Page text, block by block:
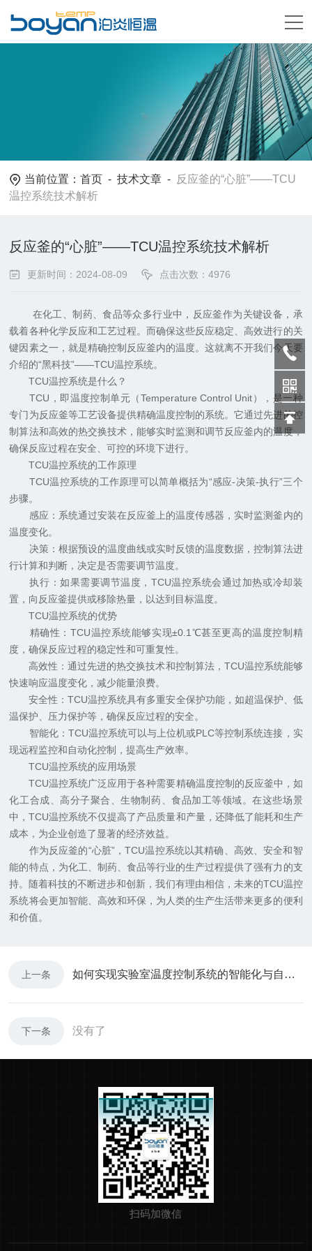
当前位置：首页 -技术文章 - 反应釜的“心脏”——TCU
温控系统技术解析
反应釜的“心脏”——TCU温控系统技术解析
更新时间：2024-08-09 点击次数：4976
在化工、制药、食品等众多行业中，反应釜作为关键设备，承
载着各种化学反应和工艺过程。而确保这些反应稳定、高效进行的关
键因素之一，就是精确控制反应釜内的温度。这就离不开我们今天要
介绍的“黑科技”——TCU温控系统。
TCU温控系统是什么？
TCU，即温度控制单元（Temperature Control Unit），是一种
专门为反应釜等工艺设备提供精确温度控制的系统。它通过先进的控
制算法和高效的热交换技术，能够实时监测和调节反应釜内的温度，
确保反应过程在安全、可控的环境下进行。
TCU温控系统的工作原理
TCU温控系统的工作原理可以简单概括为“感应-决策-执行”三个
步骤。
感应：系统通过安装在反应釜上的温度传感器，实时监测釜内的
温度变化。
决策：根据预设的温度曲线或实时反馈的温度数据，控制算法进
行计算和判断，决定是否需要调节温度。
执行：如果需要调节温度，TCU温控系统会通过加热或冷却装
置，向反应釜提供或移除热量，以达到目标温度。
TCU温控系统的优势
精确性：TCU温控系统能够实现±0.1℃甚至更高的温度控制精
度，确保反应过程的稳定性和可重复性。
高效性：通过先进的热交换技术和控制算法，TCU温控系统能够
快速响应温度变化，减少能量浪费。
安全性：TCU温控系统具有多重安全保护功能，如超温保护、低
温保护、压力保护等，确保反应过程的安全。
智能化：TCU温控系统可以与上位机或PLC等控制系统连接，实
现远程监控和自动化控制，提高生产效率。
TCU温控系统的应用场景
TCU温控系统广泛应用于各种需要精确温度控制的反应釜中，如
化工合成、高分子聚合、生物制药、食品加工等领域。在这些场景
中，TCU温控系统不仅提高了产品质量和产量，还降低了能耗和生产
成本，为企业创造了显著的经济效益。
作为反应釜的“心脏”，TCU温控系统以其精确、高效、安全和智
能的特点，为化工、制药、食品等行业的生产过程提供了强有力的支
持。随着科技的不断进步和创新，我们有理由相信，未来的TCU温控
系统将会更加智能、高效和环保，为人类的生产生活带来更多的便利
和价值。
上一条 如何实现实验室温度控制系统的智能化与自动化管理
下一条 没有了
扫码加微信